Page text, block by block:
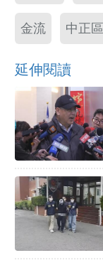
金流 中正區
延伸閱讀